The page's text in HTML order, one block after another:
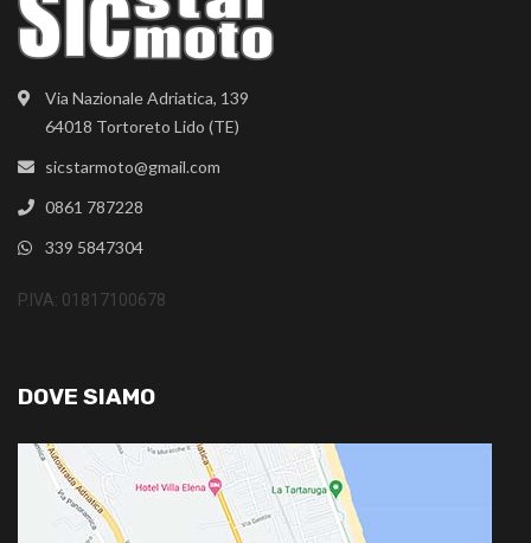
Via Nazionale Adriatica, 139
64018 Tortoreto Lido (TE)
sicstarmoto@gmail.com
0861 787228
339 5847304
P.IVA: 01817100678
DOVE SIAMO